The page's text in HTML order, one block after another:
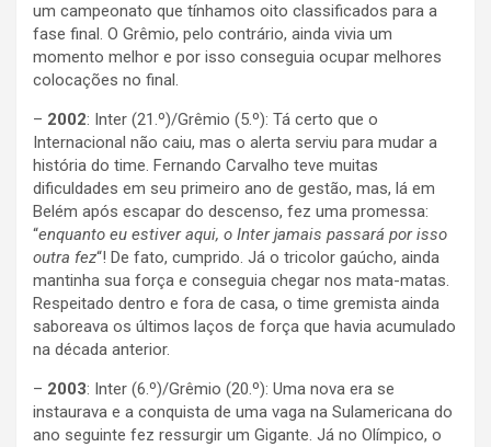
um campeonato que tínhamos oito classificados para a
fase final. O Grêmio, pelo contrário, ainda vivia um
momento melhor e por isso conseguia ocupar melhores
colocações no final.
– 2002: Inter (21.º)/Grêmio (5.º): Tá certo que o
Internacional não caiu, mas o alerta serviu para mudar a
história do time. Fernando Carvalho teve muitas
dificuldades em seu primeiro ano de gestão, mas, lá em
Belém após escapar do descenso, fez uma promessa:
“enquanto eu estiver aqui, o Inter jamais passará por isso
outra fez“! De fato, cumprido. Já o tricolor gaúcho, ainda
mantinha sua força e conseguia chegar nos mata-matas.
Respeitado dentro e fora de casa, o time gremista ainda
saboreava os últimos laços de força que havia acumulado
na década anterior.
– 2003: Inter (6.º)/Grêmio (20.º): Uma nova era se
instaurava e a conquista de uma vaga na Sulamericana do
ano seguinte fez ressurgir um Gigante. Já no Olímpico, o